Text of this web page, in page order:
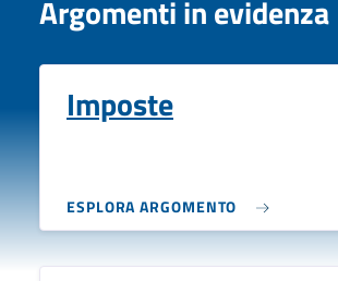
Argomenti in evidenza
Imposte
ESPLORA ARGOMENTO